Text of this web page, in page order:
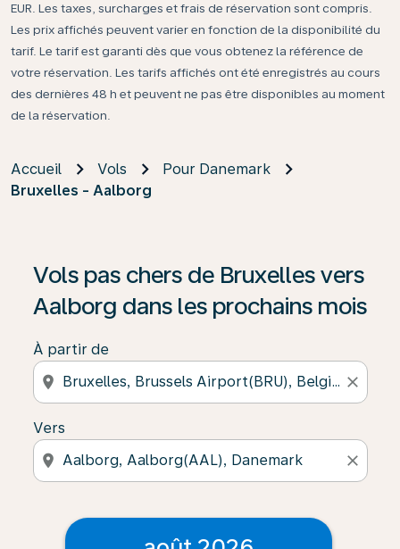
EUR. Les taxes, surcharges et frais de réservation sont compris.
Les prix affichés peuvent varier en fonction de la disponibilité du
tarif. Le tarif est garanti dès que vous obtenez la référence de
votre réservation. Les tarifs affichés ont été enregistrés au cours
des dernières 48 h et peuvent ne pas être disponibles au moment
de la réservation.
Accueil Vols
Pour Danemark
Bruxelles - Aalborg
Vols pas chers de Bruxelles vers
Aalborg dans les prochains mois
À partir de
location_on close
Vers
location_on close